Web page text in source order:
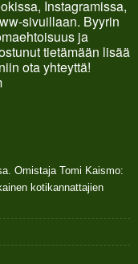
Instagramissa,
sivuillaan. Byyrin
ja
tietämään lisää
ota yhteyttä!
Omistaja Tomi Kaismo:
kotikannattajien